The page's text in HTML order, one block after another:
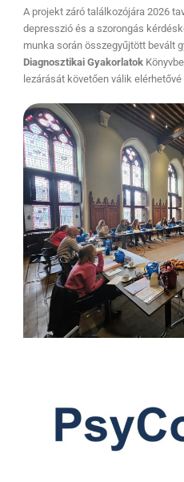
A projekt záró találkozójára 2026
depresszió és a szorongás
munka során összegyűjtött bevált
Diagnosztikai Gyakorlatok
lezárását követően válik